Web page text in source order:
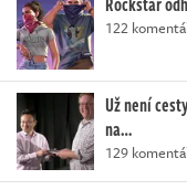
122
Už není
na…
129